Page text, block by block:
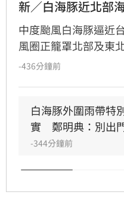
新／白海豚近北部
中度颱風白海豚逼近
風圈正籠罩北部及東
天是影響最劇烈時刻
極端高溫。沿海地
6米巨浪，適逢年度
淹水。預計颱風將於
北部降雨有望在10
連假期間避免前往山
氣象署最新發布的豪
-436分鐘前
白海豚外圍雨帶特
實　鄭明典：別出
-344分鐘前